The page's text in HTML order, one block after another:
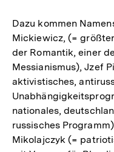
Dazu kommen
Mickiewicz, (=
der Romantik, einer
Messianismus), Jzef
aktivistisches,
nationales,
russisches
Mikolajczyk (=